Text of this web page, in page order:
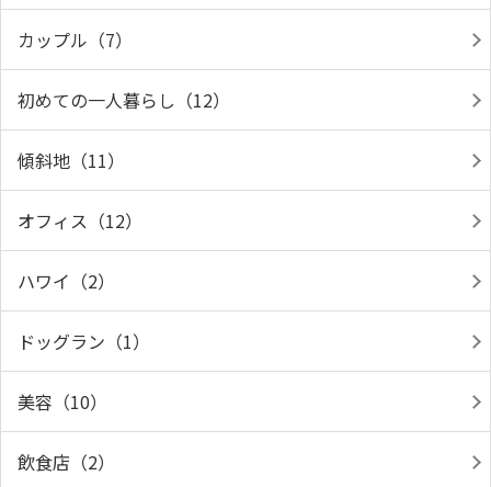
カップル（7）
初めての一人暮らし（12）
傾斜地（11）
オフィス（12）
ハワイ（2）
ドッグラン（1）
美容（10）
飲食店（2）